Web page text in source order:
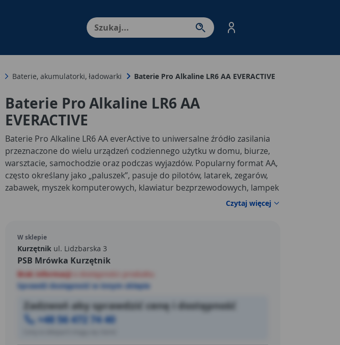
Menu Produktów, nawigacja: Enter - przejdź do strony produktów. Spacja – otwórz/
Baterie, akumulatorki, ładowarki Baterie Pro Alkaline LR6 AA EVERACTIVE
Baterie Pro Alkaline LR6 AA
EVERACTIVE
Baterie Pro Alkaline LR6 AA everActive to uniwersalne źródło zasilania
przeznaczone do wielu urządzeń codziennego użytku w domu, biurze,
warsztacie, samochodzie oraz podczas wyjazdów. Popularny format AA,
często określany jako „paluszek”, pasuje do pilotów, latarek, zegarów,
zabawek, myszek komputerowych, klawiatur bezprzewodowych, lampek
LED, aparatów, urządzeń pomiarowych oraz innych sprzętów
rozładowania urządzenia.
Czytaj więcej
W sklepie
Kurzętnik ul. Lidzbarska 3
PSB Mrówka Kurzętnik
Brak informacji
o dostępności produktu
Sprawdź dostępność w innym sklepie
Zadzwoń aby sprawdzić cenę i dostępność
+48 56 472 74 40